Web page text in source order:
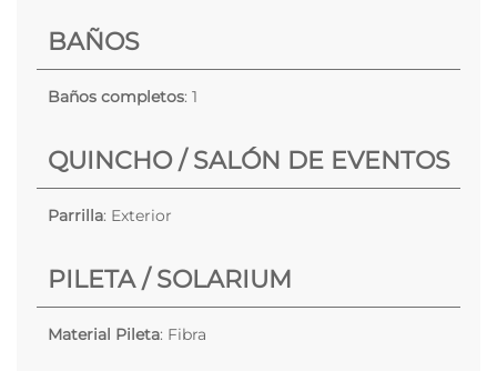
BAÑOS
Baños completos: 1
QUINCHO / SALÓN DE EVENTOS
Parrilla: Exterior
PILETA / SOLARIUM
Material Pileta: Fibra